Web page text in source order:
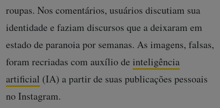
roupas. Nos comentários, usuários discutiam sua
identidade e faziam discursos que a deixaram em
estado de paranoia por semanas. As imagens, falsas,
foram recriadas com auxílio de inteligência
artificial (IA) a partir de suas publicações pessoais
no Instagram.